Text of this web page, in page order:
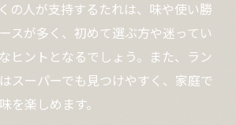
れと肉の相性を見極める方法
つける焼肉たれ比較術
れを徹底比較するポイント
レ人気レシピで味比べ体験
の人が支持するたれは、味や使い勝
スが多く、初めて選ぶ方や迷ってい
ヒントとなるでしょう。また、ラン
スーパーでも見つけやすく、家庭で
を楽しめます。